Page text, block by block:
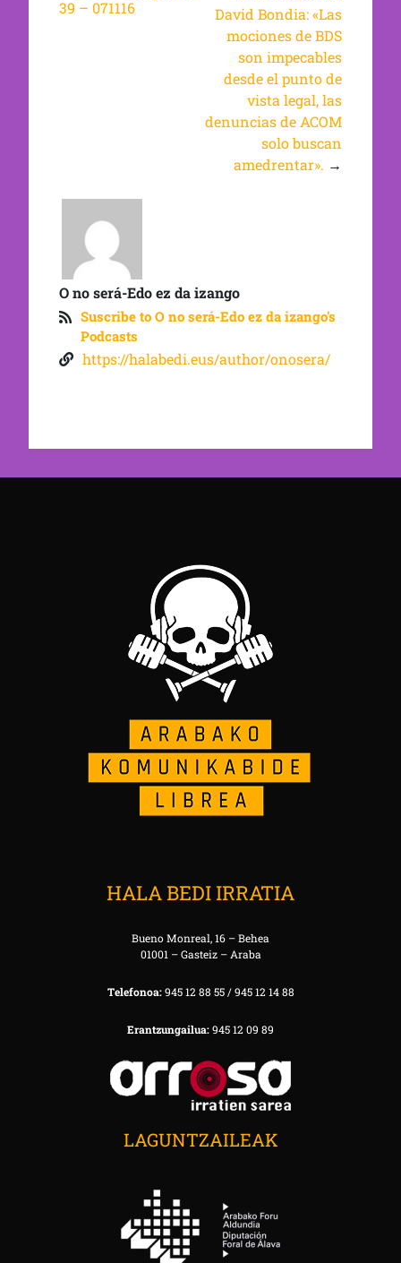
39 – 071116
David Bondia: «Las
mociones de BDS
son impecables
desde el punto de
vista legal, las
denuncias de ACOM
solo buscan
amedrentar». →
O no será-Edo ez da izango
Suscribe to O no será-Edo ez da izango's
Podcasts
https://halabedi.eus/author/onosera/
HALA BEDI IRRATIA
Bueno Monreal, 16 – Behea
01001 – Gasteiz – Araba
Telefonoa:945 12 88 55 / 945 12 14 88
Erantzungailua:945 12 09 89
LAGUNTZAILEAK